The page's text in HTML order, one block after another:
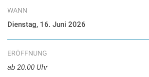
WANN
Dienstag, 16. Juni 2026
ERÖFFNUNG
ab 20.00 Uhr